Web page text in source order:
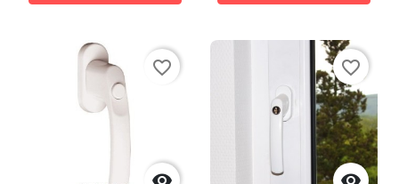
favorite_border favorite_border